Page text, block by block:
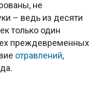
не
– ведь из десяти
только один
преждевременных
отравлений,